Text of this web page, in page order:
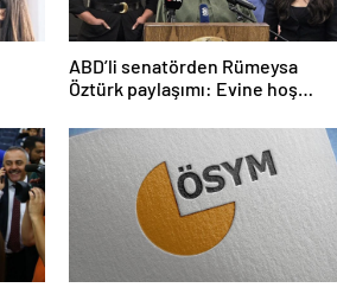
ABD’li senatörden Rümeysa
Öztürk paylaşımı: Evine hoş